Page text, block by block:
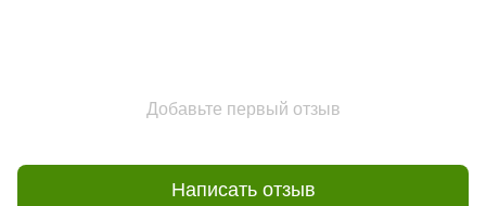
Добавьте первый отзыв
Написать отзыв